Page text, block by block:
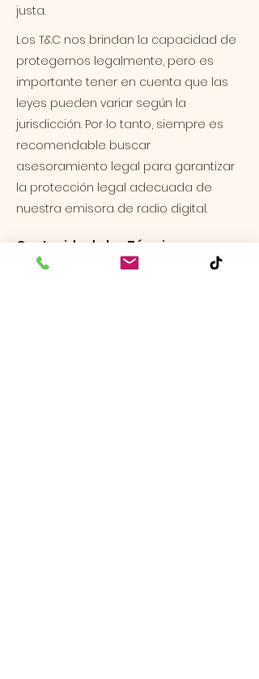
justa.
Los T&C nos brindan la capacidad de
protegernos legalmente, pero es
importante tener en cuenta que las
leyes pueden variar según la
jurisdicción. Por lo tanto, siempre es
recomendable buscar
asesoramiento legal para garantizar
la protección legal adecuada de
nuestra emisora de radio digital.
Contenido de los Términos y
Condiciones